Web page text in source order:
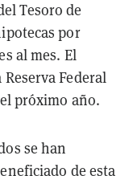
Tesoro de
por
al mes. El
Federal
próximo año.
se han
de esta